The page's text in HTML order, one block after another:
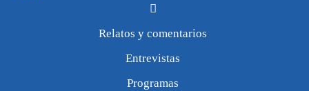
Relatos y comentarios
Entrevistas
Programas
El clásico no tendrá
público de Nacional